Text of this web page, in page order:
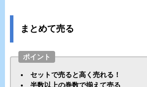
まとめて売る
ポイント
セットで売ると高く売れる！
半数以上の巻数で揃えて売る